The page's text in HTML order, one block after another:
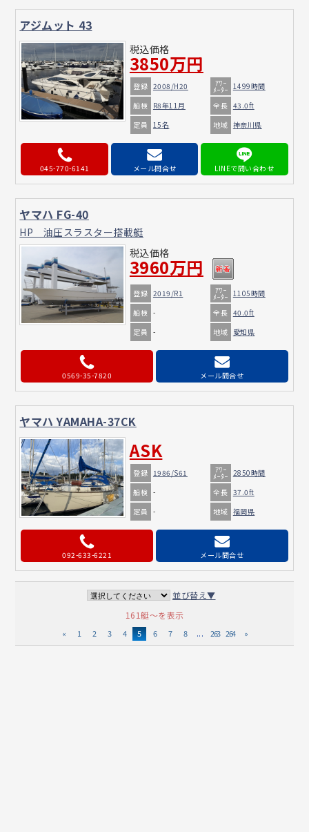
アジムット 43
税込価格
3850万円
登録 2008/H20 ｱﾜｰ
ﾒｰﾀｰ 1499時間
船検
R8年11月 全長 43.0ft
定員 15名 地域 神奈川県
045-770-6141 メール問合せ
ヤマハ FG-40
HP 油圧スラスター搭載艇
税込価格
3960万円
登録 2019/R1 ｱﾜｰ
ﾒｰﾀｰ 1105時間
船検 - 全長 40.0ft
定員 - 地域 愛知県
0569-35-7820 メール問合せ
ヤマハ YAMAHA-37CK
ASK
登録 1986/S61 ｱﾜｰ
ﾒｰﾀｰ 2850時間
船検 - 全長 37.0ft
定員 - 地域 福岡県
092-633-6221 メール問合せ
並び替え▼
161艇～を表示
« 1 2 3 4 5 6 7 8 ... 263 264 »